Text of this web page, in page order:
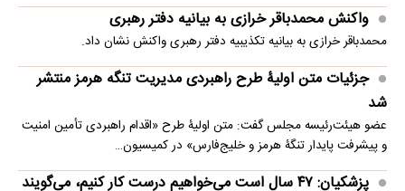
واکنش محمدباقر خرازی به بیانیه دفتر رهبری
محمدباقر خرازی به بیانیه تکذیبیه دفتر رهبری واکنش نشان داد.
جزئیات متن اولیۀ طرح راهبردی مدیریت تنگه هرمز منتشر
شد
عضو هیئت‌رئیسه مجلس گفت: متن اولیۀ طرح «اقدام راهبردی تأمین امنیت
و پیشرفت پایدار تنگۀ هرمز و خلیج‌فارس» در کمیسیون…
پزشکیان: ۴۷ سال است می‌خواهیم درست کار کنیم، می‌گویند